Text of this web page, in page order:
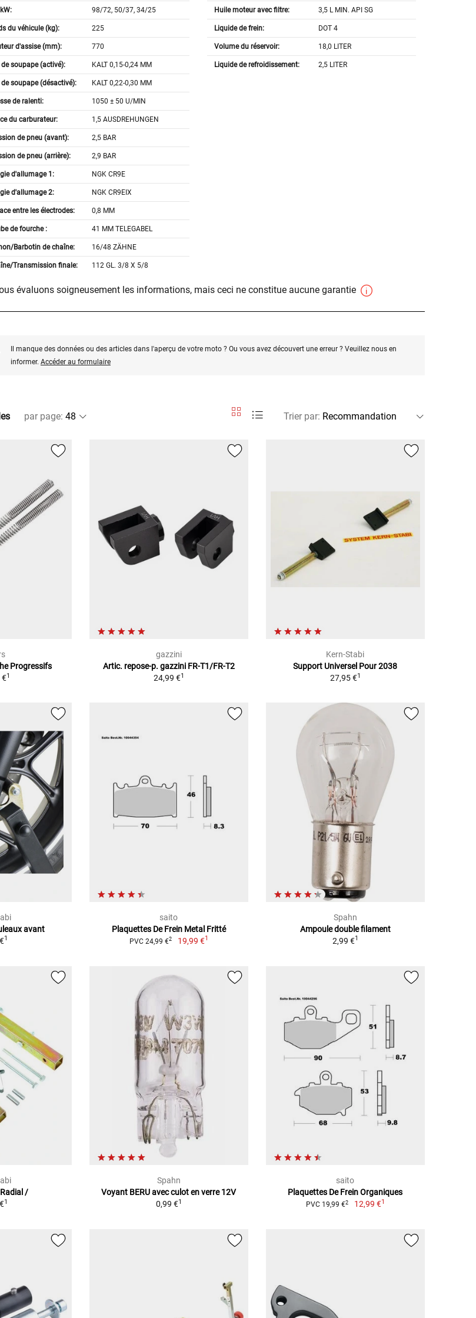
98/72, 50/37, 34/25
du véhicule (kg): 225
d'assise (mm): 770
soupape (activé): KALT 0,15-0,24 MM
soupape (désactivé): KALT 0,22-0,30 MM
de ralenti: 1050 ± 50 U/MIN
du carburateur: 1,5 AUSDREHUNGEN
de pneu (avant): 2,5 BAR
de pneu (arrière): 2,9 BAR
d'allumage 1: NGK CR9E
d'allumage 2: NGK CR9EIX
entre les électrodes: 0,8 MM
de fourche : 41 MM TELEGABEL
Barbotin de chaîne: 16/48 ZÄHNE
Transmission finale: 112 GL. 3/8 X 5/8
Huile moteur avec filtre: 3,5 L MIN. API SG
Liquide de frein: DOT 4
Volume du réservoir: 18,0 LITER
Liquide de refroidissement: 2,5 LITER
évaluons soigneusement les informations, mais ceci ne constitue aucune garantie
Il manque des données ou des articles dans l'aperçu de votre moto ? Ou vous avez découvert une erreur ? Veuillez nous en
informer. Accéder au formulaire
par page: Trier par:
Progressifs
€1
gazzini
Artic. repose-p. gazzini FR-T1/FR-T2
24,99 €1
Kern-Stabi
Support Universel Pour 2038
27,95 €1
avant
1
saito
Plaquettes De Frein Metal Fritté
PVC 24,99 €2 19,99 €1
Spahn
Ampoule double filament
2,99 €1
/
1
Spahn
Voyant BERU avec culot en verre 12V
0,99 €1
saito
Plaquettes De Frein Organiques
PVC 19,99 €2 12,99 €1